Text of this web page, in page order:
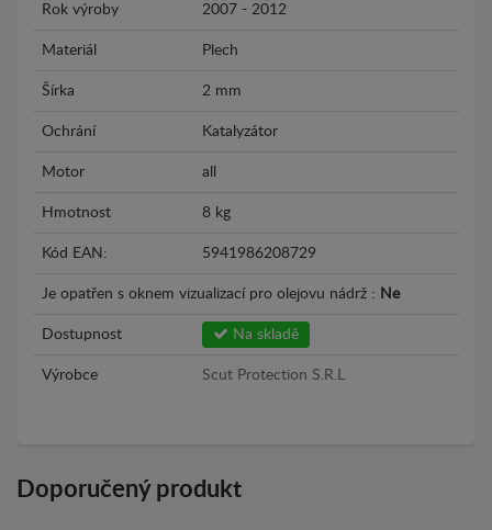
Rok výroby 2007 - 2012
Materiál Plech
Šírka 2 mm
Ochrání Katalyzátor
Motor all
Hmotnost 8 kg
Kód EAN: 5941986208729
Je opatřen s oknem vizualizací pro olejovu nádrž : Ne
Dostupnost Na skladě
Výrobce Scut Protection S.R.L
Doporučený produkt